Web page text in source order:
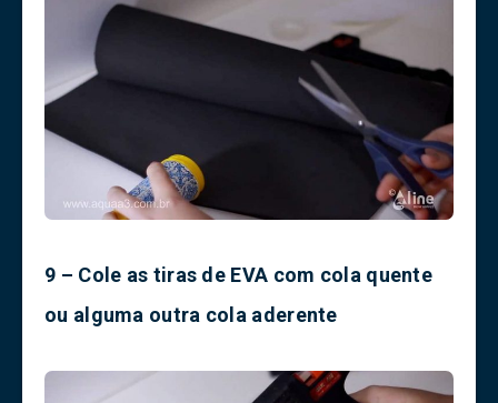
9 – Cole as tiras de EVA com cola quente
ou alguma outra cola aderente